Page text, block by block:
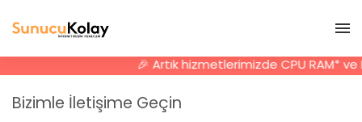
🎉 Artık hizmetlerimizde CPU RAM* ve
Bizimle İletişime Geçin